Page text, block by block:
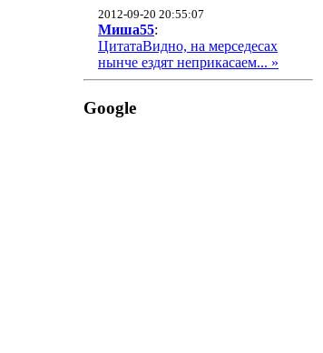
2012-09-20 20:55:07
Миша55:
ЦитатаВидно, на мерседесах
нынче ездят неприкасаем... »
Google